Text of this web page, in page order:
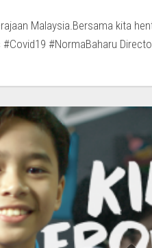
Malaysia.Bersama kita
#NormaBaharu